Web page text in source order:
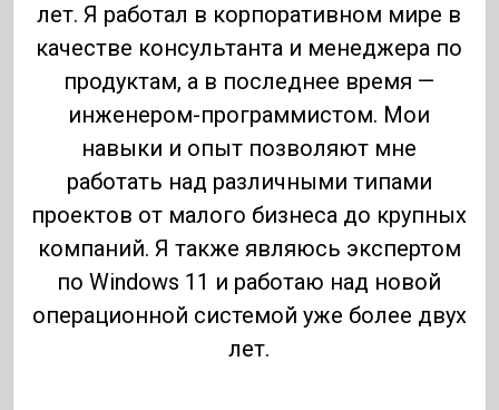
лет. Я работал в корпоративном мире в
качестве консультанта и менеджера по
продуктам, а в последнее время —
инженером-программистом. Мои
навыки и опыт позволяют мне
работать над различными типами
проектов от малого бизнеса до крупных
компаний. Я также являюсь экспертом
по Windows 11 и работаю над новой
операционной системой уже более двух
лет.